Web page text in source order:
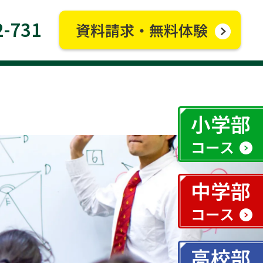
731 資料請求・無料体験
小学部
コース
中学部
コース